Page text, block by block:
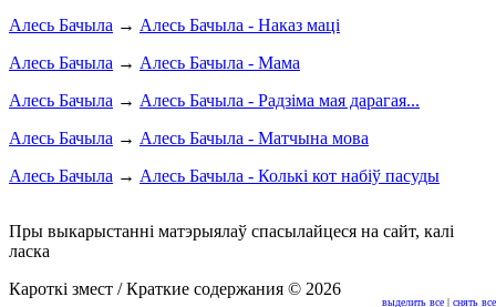
выделить все | снять все
Алесь Бачыла → Алесь Бачыла - Наказ маці
Алесь Бачыла → Алесь Бачыла - Мама
Алесь Бачыла → Алесь Бачыла - Радзіма мая дарагая...
Алесь Бачыла → Алесь Бачыла - Матчына мова
Алесь Бачыла → Алесь Бачыла - Колькі кот набіў пасуды
Пры выкарыстанні матэрыялаў спасылайцеся на сайт, калі
ласка
Кароткі змест / Краткие содержания © 2026